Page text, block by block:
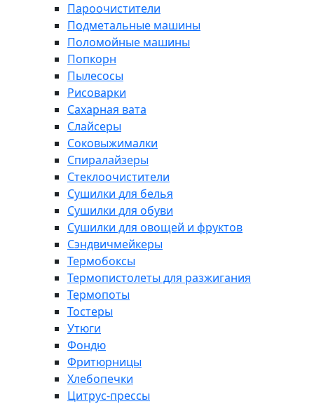
Пароочистители
Подметальные машины
Поломойные машины
Попкорн
Пылесосы
Рисоварки
Сахарная вата
Слайсеры
Соковыжималки
Спиралайзеры
Стеклоочистители
Сушилки для белья
Сушилки для обуви
Сушилки для овощей и фруктов
Сэндвичмейкеры
Термобоксы
Термопистолеты для разжигания
Термопоты
Тостеры
Утюги
Фондю
Фритюрницы
Хлебопечки
Цитрус-прессы